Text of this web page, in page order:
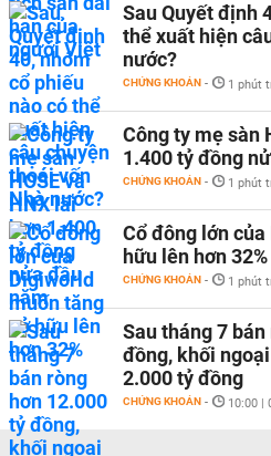
Sau Quyết định
thể xuất hiện
nước?
CHỨNG KHOÁN - 1 phút
Công ty mẹ sàn
1.400 tỷ đồng
CHỨNG KHOÁN - 1 phút
Cổ đông lớn
hữu lên hơn 32%
CHỨNG KHOÁN - 1 phút
Sau tháng 7
đồng, khối
2.000 tỷ đồng
CHỨNG KHOÁN - 10:00 |